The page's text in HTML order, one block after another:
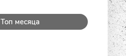
Топ месяца